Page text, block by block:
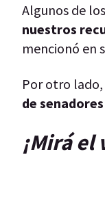
Algunos de
nuestros
mencionó en
Por otro lado,
de
¡Mirá